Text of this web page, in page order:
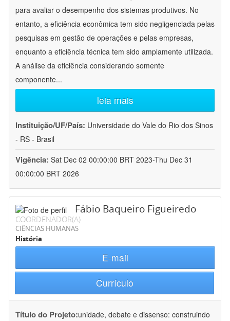
para avaliar o desempenho dos sistemas produtivos. No
entanto, a eficiência econômica tem sido negligenciada pelas
pesquisas em gestão de operações e pelas empresas,
enquanto a eficiência técnica tem sido amplamente utilizada.
A análise da eficiência considerando somente
componente...
leia mais
Instituição/UF/País: Universidade do Vale do Rio dos Sinos
- RS - Brasil
Vigência: Sat Dec 02 00:00:00 BRT 2023-Thu Dec 31
00:00:00 BRT 2026
Fábio Baqueiro Figueiredo
COORDENADOR(A)
CIÊNCIAS HUMANAS
História
E-mail
Currículo
Título do Projeto:unidade, debate e dissenso: construindo